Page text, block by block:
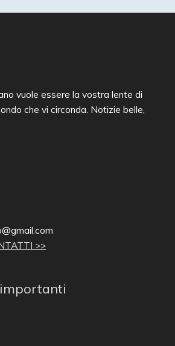
vuole essere la vostra lente di
che vi circonda. Notizie belle,
>>